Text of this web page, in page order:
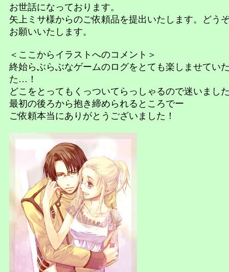
お世話になっております。
矢上ミサ様からのご依頼品を提出いたします。どう
お願いいたします。
＜ここからイラストへのコメント＞
終始らぶらぶなゲームのログをとても楽しませてい
た…！
どこをとってもくっついてらっしゃるので迷いまし
最初の後ろから抱き締められるところでー
ご依頼本当にありがとうございました！